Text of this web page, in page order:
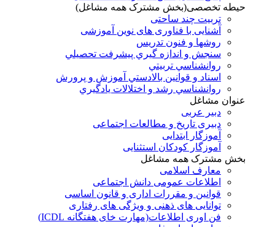
حیطه تخصصی(بخش مشترک همه مشاغل)
تربیت چند ساحتی
آشنایی با فناوری های نوین آموزشی
روشها و فنون تدريس
سنجش و اندازه گيري پيشرفت تحصيلي
روانشناسي تربيتي
اسناد و قوانين بالادستي آموزش و پرورش
روانشناسي رشد و اختلالات يادگيري
عنوان مشاغل
دبير عربی
دبیری تاریخ و مطالعات اجتماعی
آموزگار ابتدایی
آموزگار کودکان استثنایی
بخش مشترک همه مشاغل
معارف اسلامی
اطلاعات عمومی دانش اجتماعی
قوانین و مقررات اداری و قانون اساسی
توانایی های ذهنی و ویژگی های رفتاری
فن اوری اطلاعات(مهارت خای هفتگانه ICDL)